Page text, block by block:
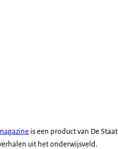
is een product van De Staat
uit het onderwijsveld.